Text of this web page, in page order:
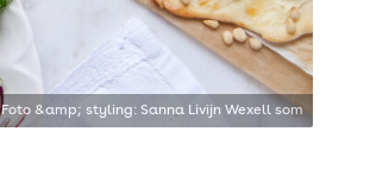
Foto &amp; styling: Sanna Livijn Wexell som